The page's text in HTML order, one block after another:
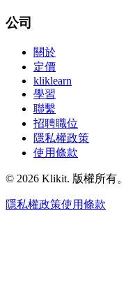
公司
關於
定價
kliklearn
學習
聯繫
招聘職位
隱私權政策
使用條款
© 2026 Klikit. 版權所有。
隱私權政策使用條款